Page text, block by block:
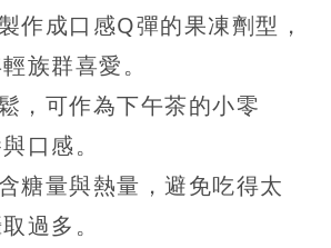
作成口感Q彈的果凍劑型，
族群喜愛。
，可作為下午茶的小零
口感。
糖量與熱量，避免吃得太
過多。